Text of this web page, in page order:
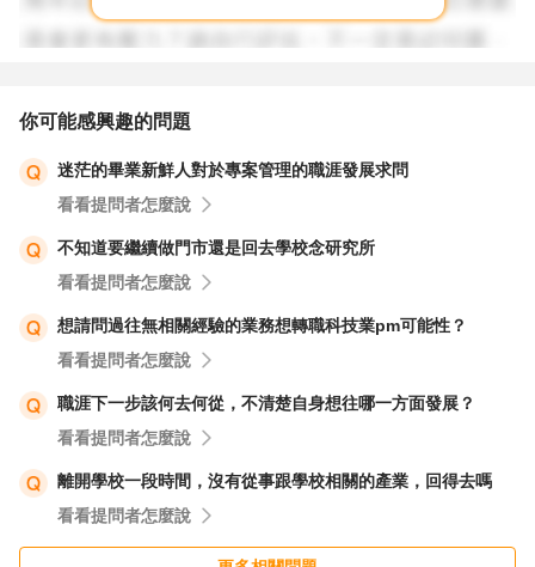
你可能感興趣的問題
迷茫的畢業新鮮人對於專案管理的職涯發展求問
看看提問者怎麼說
不知道要繼續做門市還是回去學校念研究所
看看提問者怎麼說
想請問過往無相關經驗的業務想轉職科技業pm可能性？
看看提問者怎麼說
職涯下一步該何去何從，不清楚自身想往哪一方面發展？
看看提問者怎麼說
離開學校一段時間，沒有從事跟學校相關的產業，回得去嗎
看看提問者怎麼說